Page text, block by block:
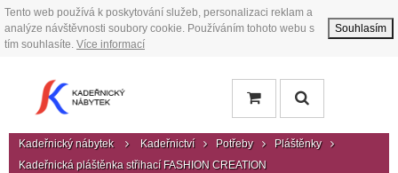
Tento web používá k poskytování služeb, personalizaci reklam a
analýze návštěvnosti soubory cookie. Používáním tohoto webu s
tím souhlasíte. Více informací
Souhlasím
Kadeřnický nábytek Kadeřnictví Potřeby
Pláštěnky
Kadeřnická pláštěnka střihací FASHION CREATION